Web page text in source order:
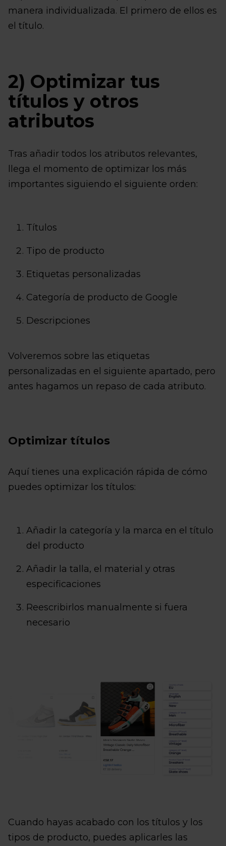
manera individualizada. El primero de ellos es
el título.
2) Optimizar tus
títulos y otros
atributos
Tras añadir todos los atributos relevantes,
llega el momento de optimizar los más
importantes siguiendo el siguiente orden:
Títulos
Tipo de producto
Etiquetas personalizadas
Categoría de producto de Google
Descripciones
Volveremos sobre las etiquetas
personalizadas en el siguiente apartado, pero
antes hagamos un repaso de cada atributo.
Optimizar títulos
Aquí tienes una explicación rápida de cómo
puedes optimizar los títulos:
Añadir la categoría y la marca en el título
del producto
Añadir la talla, el material y otras
especificaciones
Reescribirlos manualmente si fuera
necesario
Cuando hayas acabado con los títulos y los
tipos de producto, puedes aplicarles las